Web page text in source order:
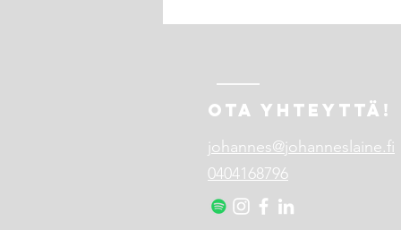
OTA YHTEYTTÄ!
johannes@johanneslaine.fi
0404168796